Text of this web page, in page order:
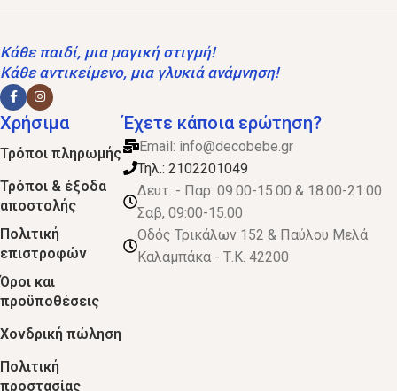
Κάθε παιδί, μια μαγική στιγμή!
Κάθε αντικείμενο, μια γλυκιά ανάμνηση!
Χρήσιμα
Τρόποι πληρωμής
Τρόποι & έξοδα
αποστολής
Πολιτική
επιστροφών
Όροι και
προϋποθέσεις
Χονδρική πώληση
Πολιτική
προστασίας
Έχετε κάποια ερώτηση?
Email: info@decobebe.gr
Τηλ.: 2102201049
Δευτ. - Παρ. 09:00-15.00 & 18.00-21:00
Σαβ, 09:00-15.00
Οδός Τρικάλων 152 & Παύλου Μελά
Καλαμπάκα - Τ.Κ. 42200